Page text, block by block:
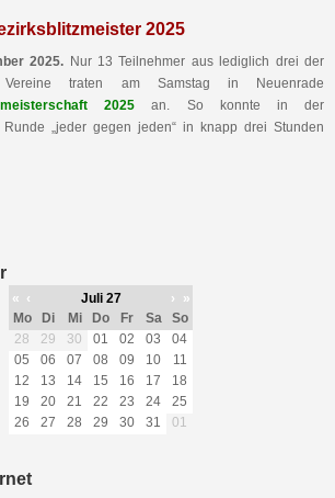
2025
2025. Nur 13 Teilnehmer aus lediglich drei der
Vereine traten am Samstag in Neuenrade
2025 an. So konnte in der
„jeder gegen jeden“ in knapp drei Stunden
« ‹ Juli 27 ›
»
Mo
Di Mi Do Fr Sa
So
28
29 30 01 02 03
04
05
06 07 08 09 10
11
12
13 14 15 16 17
18
19
20 21 22 23 24
25
26
27 28 29 30 31 01